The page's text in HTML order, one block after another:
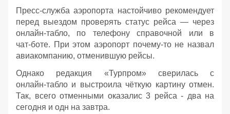
Пресс‑служба аэропорта настойчиво рекомендует
перед выездом проверять статус рейса — через
онлайн‑табло, по телефону справочной или в
чат‑боте. При этом аэропорт почему-то не назвал
авиакомпанию, отменившую рейсы.
Однако редакция «Турпром» сверилась с
онлайн‑табло и выстроила чёткую картину отмен.
Так, всего отменными оказалис 3 рейса - два на
сегодня и одн на завтра.